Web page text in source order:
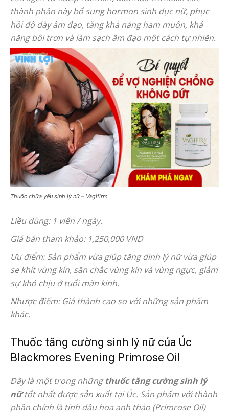
thành phần này bổ sung hormon sinh dục nữ, phục
hồi độ dày âm đạo, tăng khả năng ham muốn, khả
năng bôi trơn và làm sạch âm đạo một cách tự nhiên.
Thuốc chữa yếu sinh lý nữ – Vagifirm
Liều dùng: 1 viên / ngày.
Giá bán tham khảo: 1,250,000 VND
Ưu điểm: Sản phẩm vừa giúp tăng dinh lý nữ vừa giúp
se khít vùng kín, săn chắc vùng kín và vùng ngực, giảm
sự khó chịu ở tuổi mãn kinh.
Nhược điểm: Giá thành cao so với những sản phẩm
khác.
Thuốc tăng cường sinh lý nữ của Úc
Blackmores Evening Primrose Oil
Đây là một trong nhữngthuốc tăng cường sinh lý
nữtốt nhất được sản xuất tại Úc. Sản phẩm với thành
phần chính là tinh dầu hoa anh thảo (Primrose Oil)